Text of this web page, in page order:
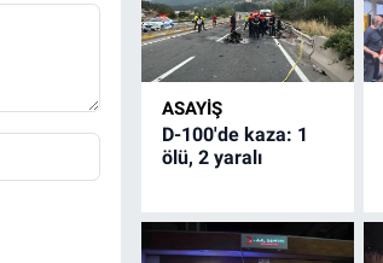
ASAYİŞ
D-100'de kaza: 1
ölü, 2 yaralı